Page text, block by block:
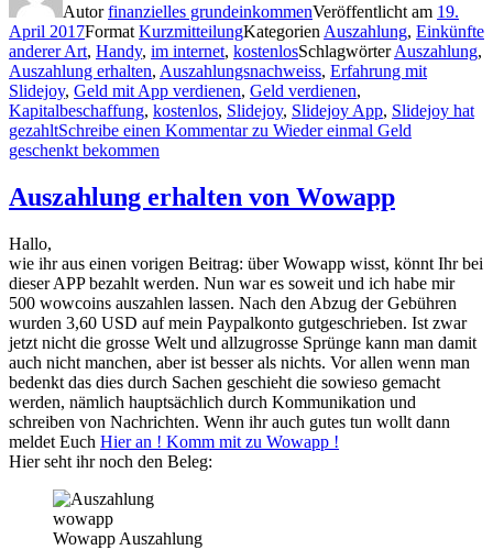
Autorfinanzielles grundeinkommenVeröffentlicht am 19.
April 2017Format KurzmitteilungKategorien Auszahlung, Einkünfte
anderer Art, Handy, im internet, kostenlosSchlagwörterAuszahlung,
Auszahlung erhalten, Auszahlungsnachweiss, Erfahrung mit
Slidejoy, Geld mit App verdienen, Geld verdienen,
Kapitalbeschaffung, kostenlos, Slidejoy, Slidejoy App, Slidejoy hat
gezahltSchreibe einen Kommentarzu Wieder einmal Geld
geschenkt bekommen
Auszahlung erhalten von Wowapp
Hallo,
wie ihr aus einen vorigen Beitrag: über Wowapp wisst, könnt Ihr bei
dieser APP bezahlt werden. Nun war es soweit und ich habe mir
500 wowcoins auszahlen lassen. Nach den Abzug der Gebühren
wurden 3,60 USD auf mein Paypalkonto gutgeschrieben. Ist zwar
jetzt nicht die grosse Welt und allzugrosse Sprünge kann man damit
auch nicht manchen, aber ist besser als nichts. Vor allen wenn man
bedenkt das dies durch Sachen geschieht die sowieso gemacht
werden, nämlich hauptsächlich durch Kommunikation und
schreiben von Nachrichten. Wenn ihr auch gutes tun wollt dann
meldet Euch Hier an ! Komm mit zu Wowapp !
Hier seht ihr noch den Beleg:
Wowapp Auszahlung